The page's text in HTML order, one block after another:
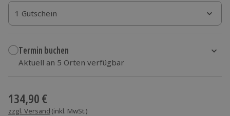
1 Gutschein
1 Gutschein
1 Gutschein
Termin buchen
Aktuell an 5 Orten verfügbar
134,90 €
zzgl. Versand (inkl. MwSt.)